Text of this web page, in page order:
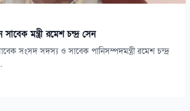
সাবেক মন্ত্রী রমেশ চন্দ্র সেন
সংসদ সদস্য ও সাবেক পানিসম্পদমন্ত্রী রমেশ চন্দ্র